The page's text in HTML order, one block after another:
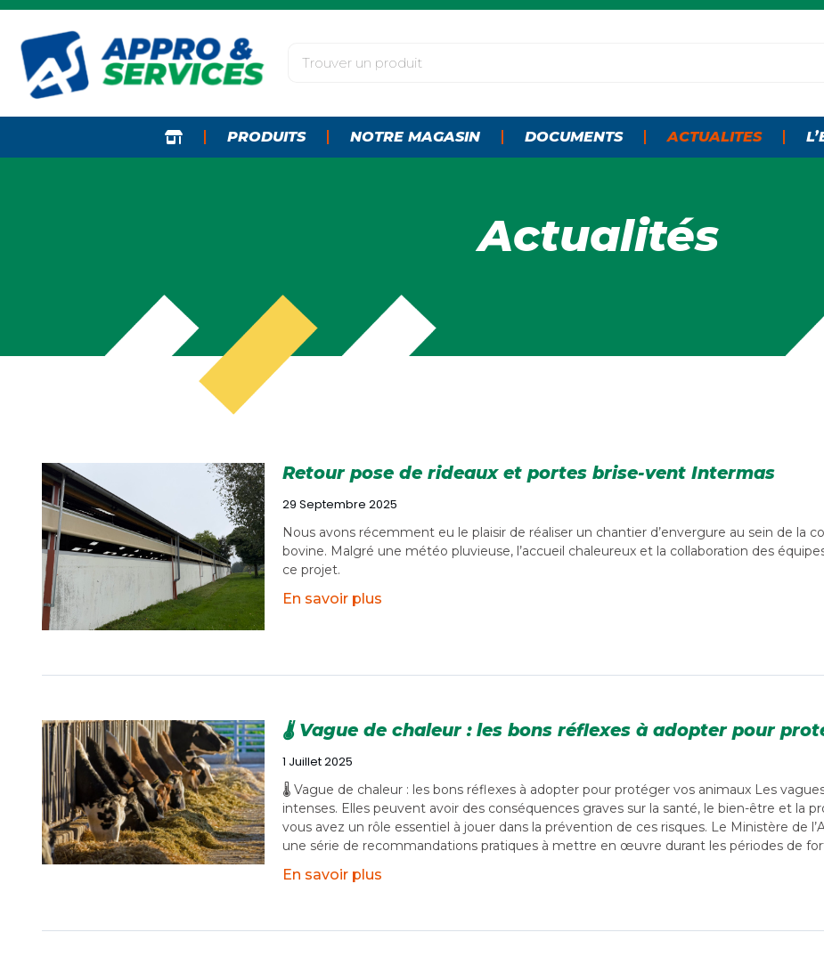
PRODUITS NOTRE MAGASIN DOCUMENTS ACTUALITES
Actualités
Retour pose de rideaux et portes brise-vent Intermas
29 Septembre 2025
Nous avons récemment eu le plaisir de réaliser un chantier d’envergure au sein de la
bovine. Malgré une météo pluvieuse, l’accueil chaleureux et la collaboration des
ce projet.
En savoir plus
🌡️ Vague de chaleur : les bons réflexes à adopter pour
1 Juillet 2025
🌡️ Vague de chaleur : les bons réflexes à adopter pour protéger vos animaux Les
intenses. Elles peuvent avoir des conséquences graves sur la santé, le bien-être et la
vous avez un rôle essentiel à jouer dans la prévention de ces risques. Le Ministère de
une série de recommandations pratiques à mettre en œuvre durant les périodes de
En savoir plus